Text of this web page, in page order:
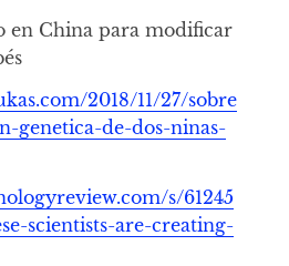
en China para modificar
2018/11/27/sobre
genetica-de-dos-ninas-
s/61245
scientists-are-creating-